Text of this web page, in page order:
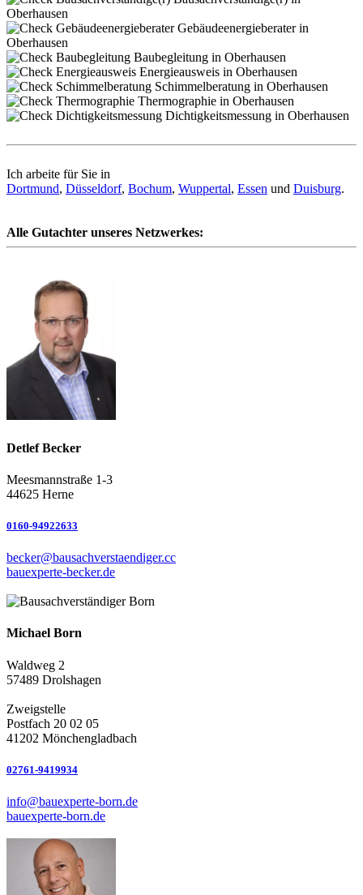
Oberhausen
Gebäudeenergieberater in
Oberhausen
Baubegleitung in Oberhausen
Energieausweis in Oberhausen
Schimmelberatung in Oberhausen
Thermographie in Oberhausen
Dichtigkeitsmessung in Oberhausen
Ich arbeite für Sie in
Dortmund, Düsseldorf, Bochum, Wuppertal, Essen und Duisburg.
Alle Gutachter unseres Netzwerkes:
Detlef Becker
Meesmannstraße 1-3
44625 Herne
0160-94922633
becker@bausachverstaendiger.cc
bauexperte-becker.de
Michael Born
Waldweg 2
57489 Drolshagen
Zweigstelle
Postfach 20 02 05
41202 Mönchengladbach
02761-9419934
info@bauexperte-born.de
bauexperte-born.de